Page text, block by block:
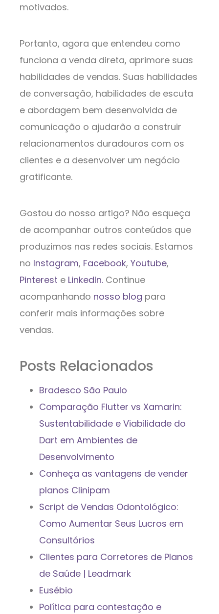
motivados.
Portanto, agora que entendeu como
funciona a venda direta, aprimore suas
habilidades de vendas. Suas habilidades
de conversação, habilidades de escuta
e abordagem bem desenvolvida de
comunicação o ajudarão a construir
relacionamentos duradouros com os
clientes e a desenvolver um negócio
gratificante.
Gostou do nosso artigo? Não esqueça
de acompanhar outros conteúdos que
produzimos nas redes sociais. Estamos
no Instagram, Facebook, Youtube,
Pinterest e LinkedIn. Continue
acompanhando nosso blog para
conferir mais informações sobre
vendas.
Posts Relacionados
Bradesco São Paulo
Comparação Flutter vs Xamarin:
Sustentabilidade e Viabilidade do
Dart em Ambientes de
Desenvolvimento
Conheça as vantagens de vender
planos Clinipam
Script de Vendas Odontológico:
Como Aumentar Seus Lucros em
Consultórios
Clientes para Corretores de Planos
de Saúde | Leadmark
Eusébio
Política para contestação e